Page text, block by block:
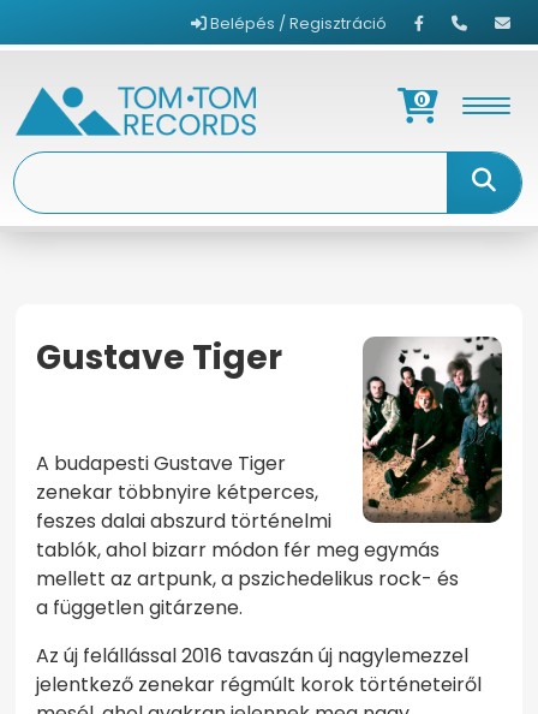
Belépés / Regisztráció
0
Gustave Tiger
A budapesti Gustave Tiger
zenekar többnyire kétperces,
feszes dalai abszurd történelmi
tablók, ahol bizarr módon fér meg egymás
mellett az artpunk, a pszichedelikus rock- és
a független gitárzene.
Az új felállással 2016 tavaszán új nagylemezzel
jelentkező zenekar régmúlt korok történeteiről